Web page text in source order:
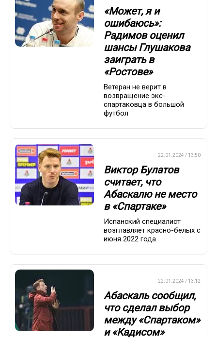
«Может, я и
ошибаюсь»:
Радимов оценил
шансы Глушакова
заиграть в
«Ростове»
Ветеран не верит в
возвращение экс-
спартаковца в большой
футбол
22.01.2024 / 13:50
Виктор Булатов
считает, что
Абаскалю не место
в «Спартаке»
Испанский специалист
возглавляет красно-белых с
июня 2022 года
22.01.2024 / 13:12
Абаскаль сообщил,
что сделал выбор
между «Спартаком»
и «Кадисом»